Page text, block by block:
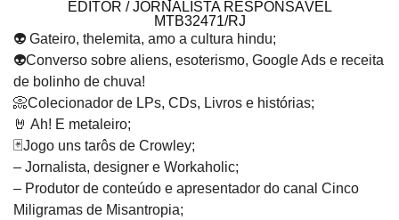
EDITOR / JORNALISTA RESPONSÁVEL
MTB32471/RJ
👽 Gateiro, thelemita, amo a cultura hindu;
👽Converso sobre aliens, esoterismo, Google Ads e receita
de bolinho de chuva!
📀Colecionador de LPs, CDs, Livros e histórias;
🤘 Ah! E metaleiro;
🃏Jogo uns tarôs de Crowley;
– Jornalista, designer e Workaholic;
– Produtor de conteúdo e apresentador do canal Cinco
Miligramas de Misantropia;